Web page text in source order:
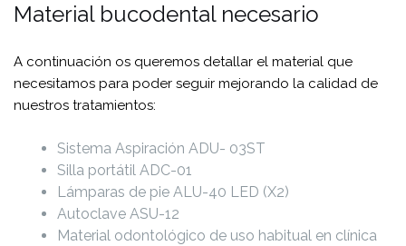
Material bucodental necesario
A continuación os queremos detallar el material que
necesitamos para poder seguir mejorando la calidad de
nuestros tratamientos:
Sistema Aspiración ADU- 03ST
Silla portátil ADC-01
Lámparas de pie ALU-40 LED (X2)
Autoclave ASU-12
Material odontológico de uso habitual en clínica